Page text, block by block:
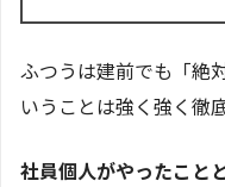
ふつうは建前でも「絶
いうことは強く強く徹
社員個人がやったこと